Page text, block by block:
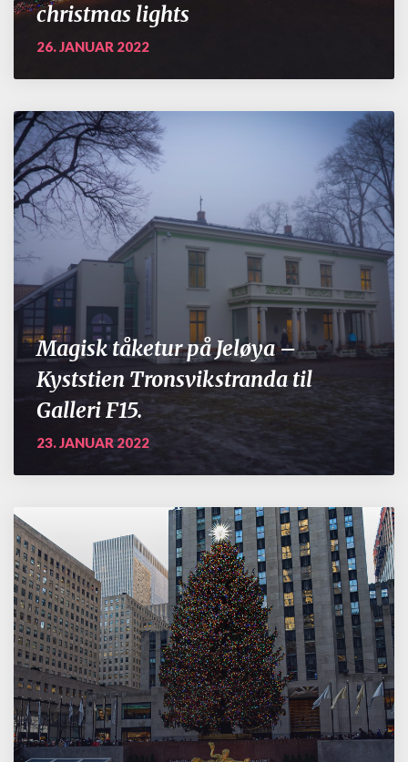
christmas lights
26. JANUAR 2022
Magisk tåketur på Jeløya –
Kyststien Tronsvikstranda til
Galleri F15.
23. JANUAR 2022